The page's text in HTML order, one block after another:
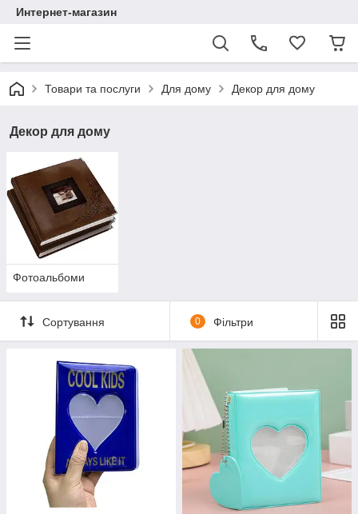
Интернет-магазин
Товари та послуги Для дому Декор для дому
Декор для дому
Фотоальбоми
Сортування 0 Фільтри